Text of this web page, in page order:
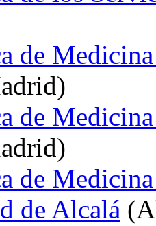
de
de
de
de Alcalá